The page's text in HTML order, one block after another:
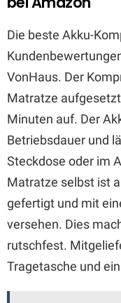
Die beste Akku-
VonHaus. Der
Matratze
Minuten auf. Der
Betriebsdauer und
Steckdose oder im
Matratze selbst ist
gefertigt und mit
versehen. Dies
rutschfest.
Tragetasche und